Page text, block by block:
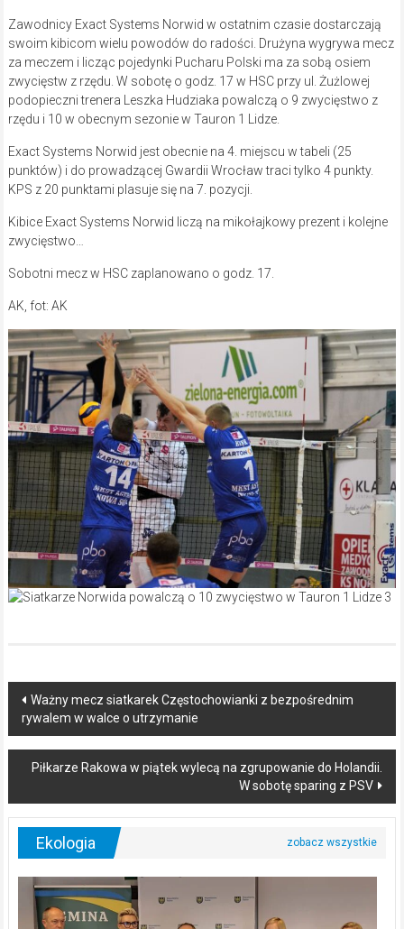
Zawodnicy Exact Systems Norwid w ostatnim czasie dostarczają
swoim kibicom wielu powodów do radości. Drużyna wygrywa mecz
za meczem i licząc pojedynki Pucharu Polski ma za sobą osiem
zwycięstw z rzędu. W sobotę o godz. 17 w HSC przy ul. Żużlowej
podopieczni trenera Leszka Hudziaka powalczą o 9 zwycięstwo z
rzędu i 10 w obecnym sezonie w Tauron 1 Lidze.
Exact Systems Norwid jest obecnie na 4. miejscu w tabeli (25
punktów) i do prowadzącej Gwardii Wrocław traci tylko 4 punkty.
KPS z 20 punktami plasuje się na 7. pozycji.
Kibice Exact Systems Norwid liczą na mikołajkowy prezent i kolejne
zwycięstwo…
Sobotni mecz w HSC zaplanowano o godz. 17.
AK, fot: AK
Post
navigation
Ważny mecz siatkarek Częstochowianki z bezpośrednim
rywalem w walce o utrzymanie
Piłkarze Rakowa w piątek wylecą na zgrupowanie do Holandii.
W sobotę sparing z PSV
Ekologia